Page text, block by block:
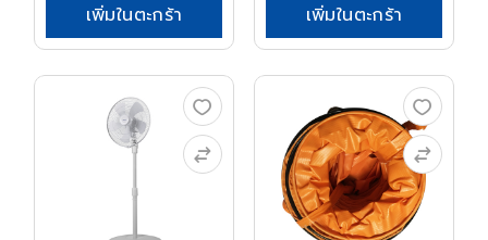
เพิ่มในตะกร้า เพิ่มในตะกร้า